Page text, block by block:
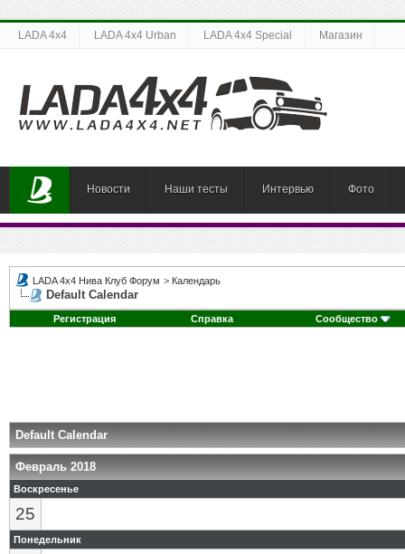
LADA 4x4 LADA 4x4 Urban LADA 4x4 Special Магазин
Новости Наши тесты Интервью Фото
LADA 4x4 Нива Клуб Форум > Календарь
Default Calendar
Регистрация Справка Сообщество
Default Calendar
Февраль 2018
Воскресенье
25
Понедельник